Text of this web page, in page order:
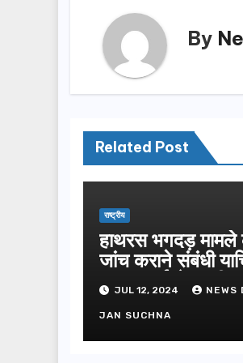
By
Related Post
राष्ट्रीय
हाथरस भगदड़ मामले
जांच कराने संबंधी
पर सुनवाई से सुप्रीम
ने किया इनकार
JUL 12, 2024 NEWS
JAN SUCHNA